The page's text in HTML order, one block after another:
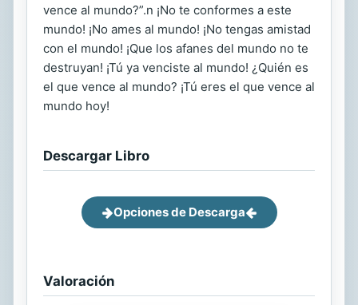
vence al mundo?”.n ¡No te conformes a este
mundo! ¡No ames al mundo! ¡No tengas amistad
con el mundo! ¡Que los afanes del mundo no te
destruyan! ¡Tú ya venciste al mundo! ¿Quién es
el que vence al mundo? ¡Tú eres el que vence al
mundo hoy!
Descargar Libro
Opciones de Descarga
Valoración